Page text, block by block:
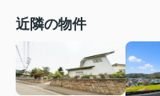
近隣の物件